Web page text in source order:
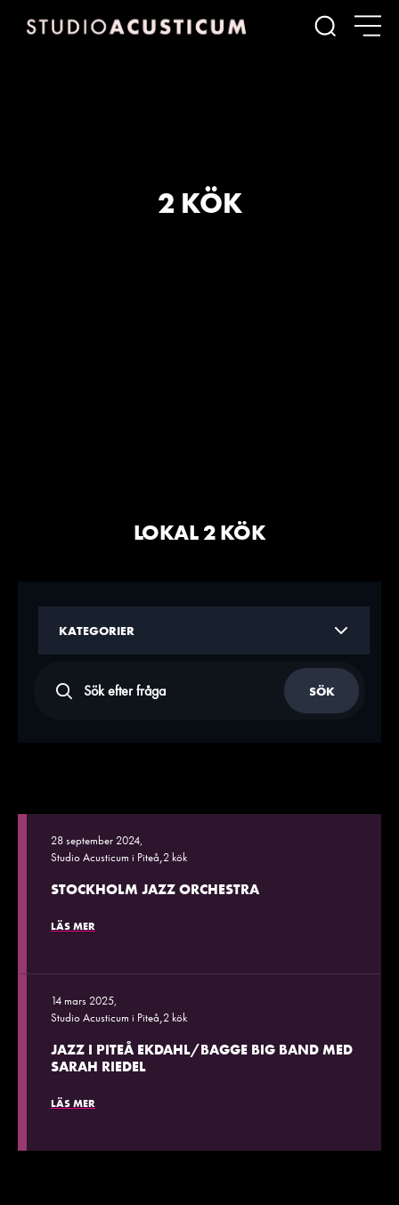
2 KÖK
LOKAL 2 KÖK
SÖK
28 september 2024,
Studio Acusticum i Piteå,2 kök
STOCKHOLM JAZZ ORCHESTRA
LÄS MER
14 mars 2025,
Studio Acusticum i Piteå,2 kök
JAZZ I PITEÅ EKDAHL/BAGGE BIG BAND MED
SARAH RIEDEL
LÄS MER